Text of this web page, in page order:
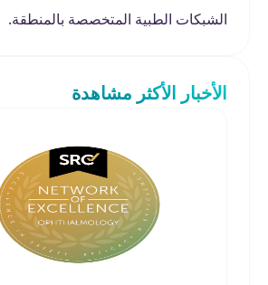
الشبكات الطبية المتخصصة بالمنطقة.
الأخبار الأكثر مشاهدة